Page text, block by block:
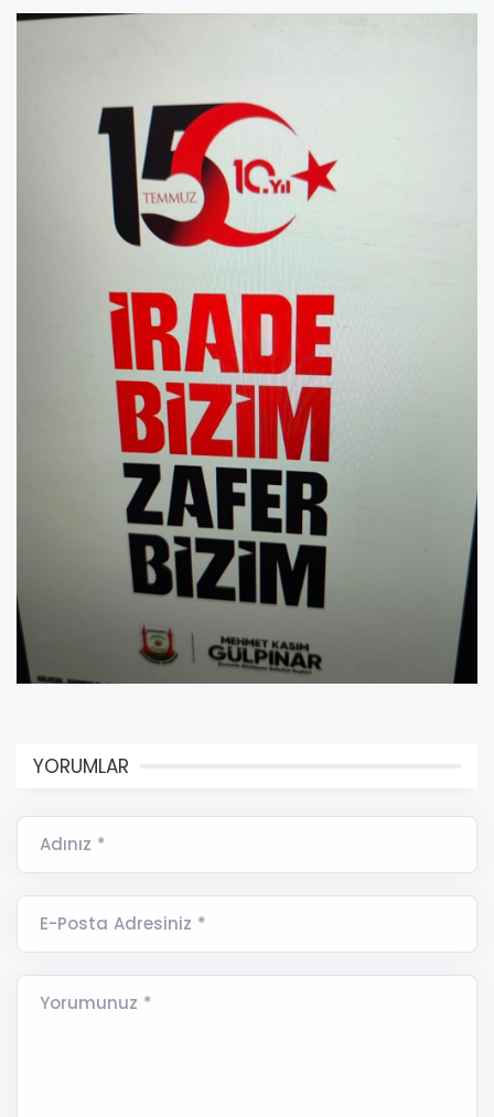
YORUMLAR
Adınız *
E-Posta Adresiniz *
Yorumunuz *